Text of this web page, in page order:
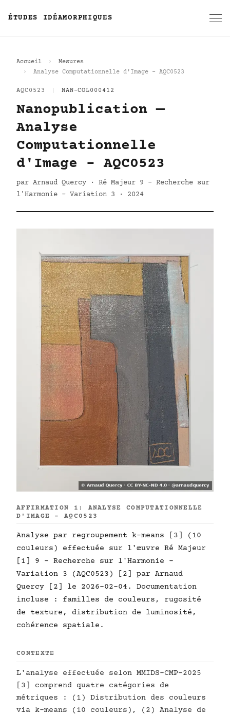
ÉTUDES IDÉAMORPHIQUES
Accueil
Mesures
Analyse Computationnelle d'Image - AQC0523
AQC0523 NAN-COL000412
Nanopublication —
Analyse
Computationnelle
d'Image - AQC0523
par Arnaud Quercy · Ré Majeur 9 - Recherche sur
l'Harmonie - Variation 3 · 2024
AFFIRMATION 1: ANALYSE COMPUTATIONNELLE
D'IMAGE - AQC0523
Analyse par regroupement k-means [3] (10
couleurs) effectuée sur l'œuvre Ré Majeur
[1] 9 - Recherche sur l'Harmonie -
Variation 3 (AQC0523) [2] par Arnaud
Quercy [2] le 2026-02-04. Documentation
incluse : familles de couleurs, rugosité
de texture, distribution de luminosité,
cohérence spatiale.
CONTEXTE
L'analyse effectuée selon MMIDS-CMP-2025
[3] comprend quatre catégories de
métriques : (1) Distribution des couleurs
via k-means (10 couleurs), (2) Analyse de